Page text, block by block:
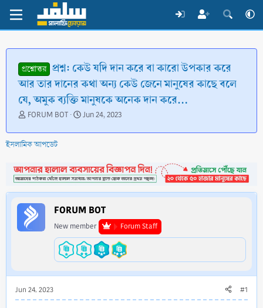
প্রশ্নোত্তর প্রশ্ন: কেউ যদি দান করে বা কারো উপকার করে
আর তার দানের কথা অন্য কেউ জেনে মানুষের কাছে বলে
যে, অমুক ব্যক্তি মানুষকে অনেক দান করে…
T
r
e
d
s
t
a
r
t
FORUM BOT
S
a
d
a
t
e
Jun 24, 2023
ইসলামিক আপডেট
FORUM BOT
New member Forum Staff
Jun 24, 2023 #1